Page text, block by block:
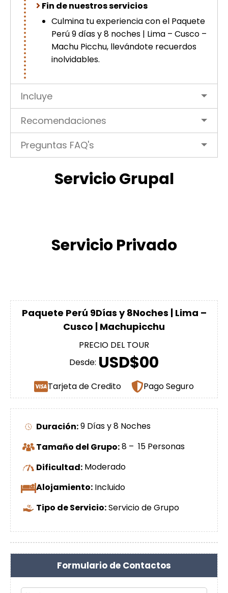
Fin de nuestros servicios
Culmina tu experiencia con el Paquete
Perú 9 días y 8 noches | Lima – Cusco –
Machu Picchu, llevándote recuerdos
inolvidables.
Incluye
Recomendaciones
Preguntas FAQ's
Servicio Grupal
Servicio Privado
Paquete Perú 9Días y 8Noches | Lima –
Cusco | Machupicchu
PRECIO DEL TOUR
Desde: USD$00
Tarjeta de Credito Pago Seguro
Duración:9 Días y 8 Noches
Tamaño del Grupo:8 – 15 Personas
Dificultad: Moderado
Alojamiento: Incluido
Tipo de Servicio:Servicio de Grupo
Formulario de Contactos